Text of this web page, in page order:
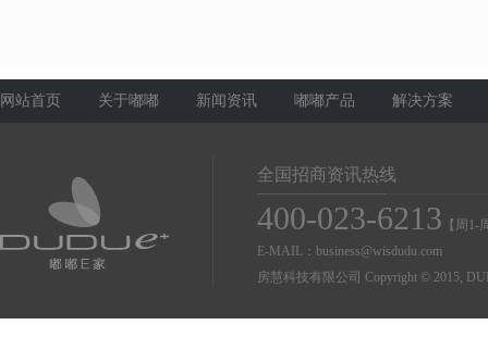
网站首页 关于嘟嘟 新闻资讯 嘟嘟产品 解决方案
全国招商资讯热线
400-023-6213 【周1-
E-MAIL：business@wisdudu.com
房慧科技有限公司 Copyright © 2015,